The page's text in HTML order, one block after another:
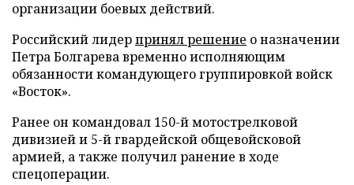
организации боевых действий.
Российский лидерпринял решение о назначении
Петра Болгарева временно исполняющим
обязанности командующего группировкой войск
«Восток».
Ранее он командовал 150-й мотострелковой
дивизией и 5-й гвардейской общевойсковой
армией, а также получил ранение в ходе
спецоперации.